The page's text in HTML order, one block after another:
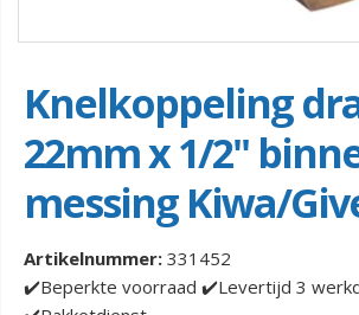
Knelkoppeling
22mm x 1/2"
messing Kiwa/
Artikelnummer: 331452
✔️Beperkte voorraad ✔️Levertijd 3